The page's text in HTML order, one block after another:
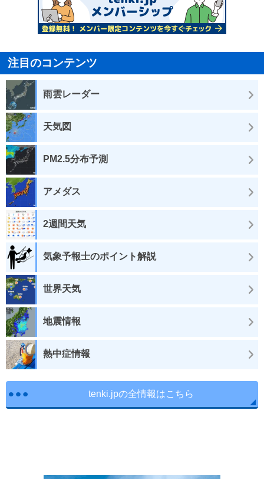
注目のコンテンツ
雨雲レーダー
天気図
PM2.5分布予測
アメダス
2週間天気
気象予報士のポイント解説
世界天気
地震情報
熱中症情報
tenki.jpの全情報はこちら